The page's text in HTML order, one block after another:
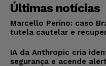
Últimas notícias
Marcello Perino: caso
tutela cautelar e
IA da Anthropic cria
segurança e acende